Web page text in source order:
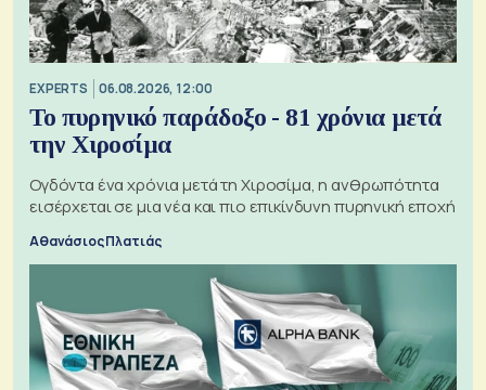
EXPERTS 06.08.2026, 12:00
Το πυρηνικό παράδοξο - 81 χρόνια μετά
την Χιροσίμα
Ογδόντα ένα χρόνια μετά τη Χιροσίμα, η ανθρωπότητα
εισέρχεται σε μια νέα και πιο επικίνδυνη πυρηνική εποχή
Αθανάσιος Πλατιάς